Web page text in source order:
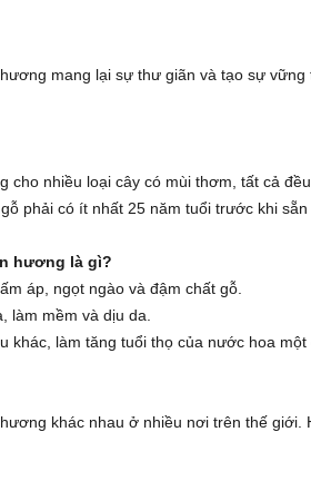
mang lại sự thư giãn và tạo sự
cho nhiều loại cây có mùi thơm, tất cả
phải có ít nhất 25 năm tuổi trước khi sẵn
hương là gì?
áp, ngọt ngào và đậm chất gỗ.
làm mềm và dịu da.
khác, làm tăng tuổi thọ của nước hoa một
khác nhau ở nhiều nơi trên thế